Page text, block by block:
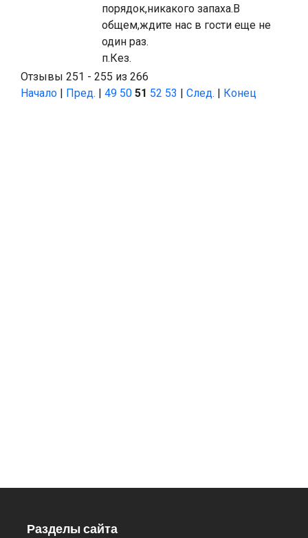
порядок,никакого запаха.В
общем,ждите нас в гости еще не
один раз.
п.Кез.
Отзывы 251 - 255 из 266
Начало | Пред. | 49 50 51 52 53 | След. | Конец
Разделы сайта